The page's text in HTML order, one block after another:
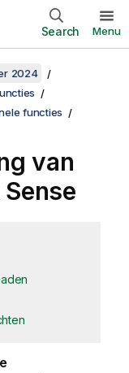
Search Menu
2024
functies
van